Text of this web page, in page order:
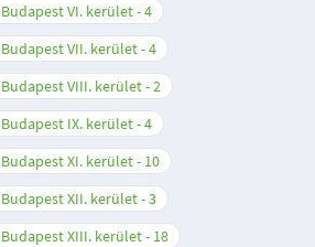
VI. kerület 4
VII. kerület 4
VIII. kerület 2
IX. kerület 4
XI. kerület
10
XII. kerület 3
XIII. kerület
18